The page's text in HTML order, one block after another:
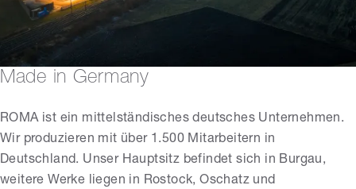
Made in Germany
ROMA ist ein mittelständisches deutsches Unternehmen.
Wir produzieren mit über 1.500 Mitarbeitern in
Deutschland. Unser Hauptsitz befindet sich in Burgau,
weitere Werke liegen in Rostock, Oschatz und